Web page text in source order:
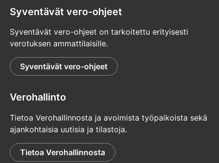
Syventävät vero-ohjeet
Syventävät vero-ohjeet on tarkoitettu erityisesti
verotuksen ammattilaisille.
Syventävät vero-ohjeet
Verohallinto
Tietoa Verohallinnosta ja avoimista työpaikoista sekä
ajankohtaisia uutisia ja tilastoja.
Tietoa Verohallinnosta